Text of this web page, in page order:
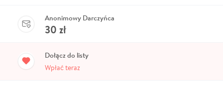
Anonimowy Darczyńca
30 zł
Dołącz do listy
Wpłać teraz